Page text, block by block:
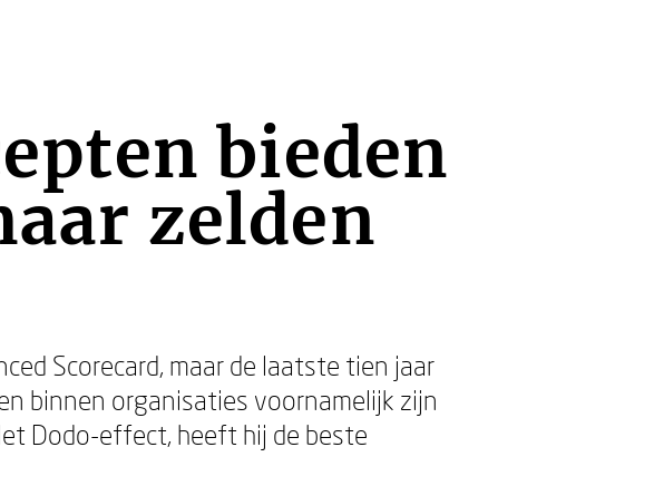
bieden
zelden
Scorecard, maar de laatste tien jaar
binnen organisaties voornamelijk zijn
Dodo-effect, heeft hij de beste